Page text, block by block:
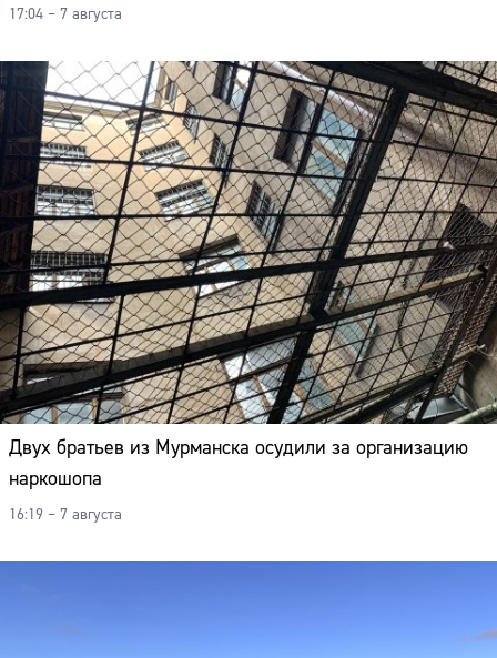
17:04 – 7 августа
Двух братьев из Мурманска осудили за организацию
наркошопа
16:19 – 7 августа